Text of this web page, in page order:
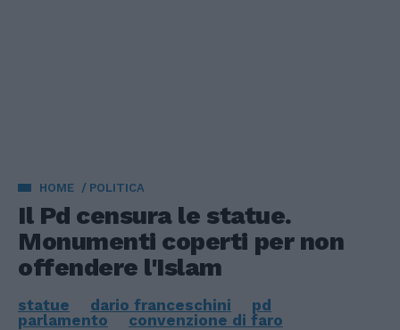
HOME POLITICA
Il Pd censura le statue.
Monumenti coperti per non
offendere l'Islam
statue dario franceschini
pd
parlamento
convenzione di faro